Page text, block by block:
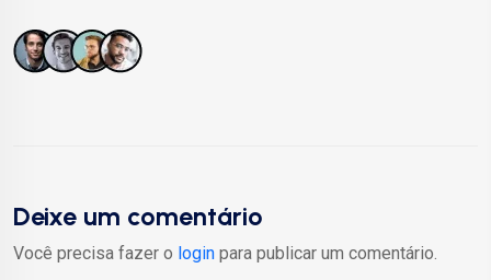
Deixe um comentário
Você precisa fazer o login para publicar um comentário.